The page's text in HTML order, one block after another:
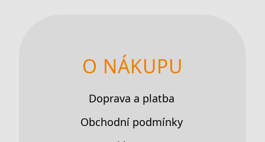
O NÁKUPU
Doprava a platba
Obchodní podmínky